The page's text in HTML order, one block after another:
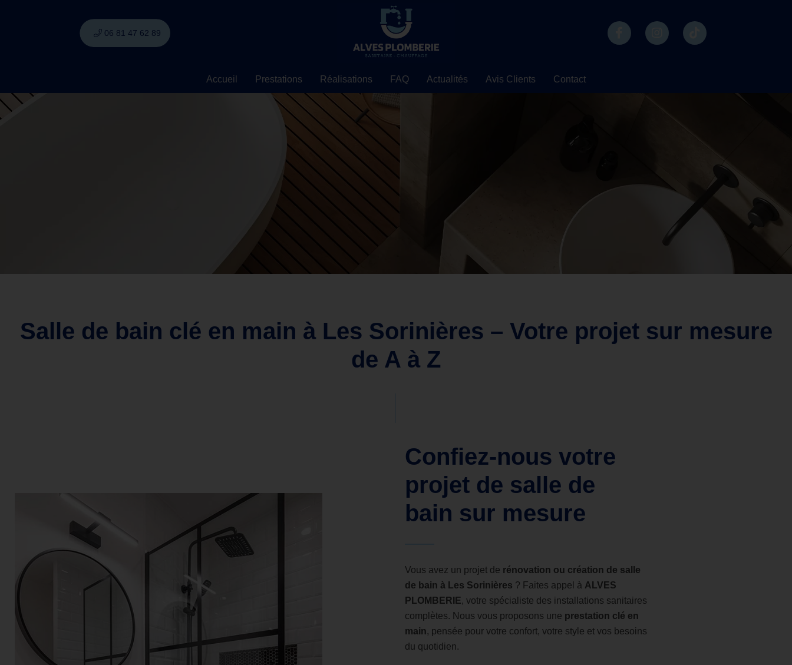
06 81 47 62 89
Accueil Prestations Réalisations FAQ Actualités Avis Clients Contact
Salle de bain clé en main à Les Sorinières – Votre projet sur mesure
de A à Z
Confiez-nous votre
projet de salle de
bain sur mesure
Vous avez un projet de rénovation ou création de salle
de bain à Les Sorinières ? Faites appel à ALVES
PLOMBERIE, votre spécialiste des installations sanitaires
complètes. Nous vous proposons une prestation clé en
main, pensée pour votre confort, votre style et vos besoins
du quotidien.